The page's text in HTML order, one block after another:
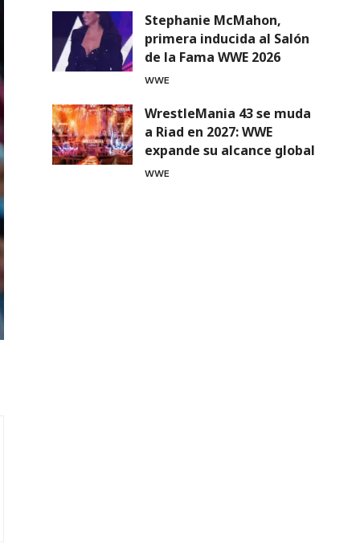
Stephanie McMahon,
primera inducida al Salón
de la Fama WWE 2026
WWE
WrestleMania 43 se muda
a Riad en 2027: WWE
expande su alcance global
WWE